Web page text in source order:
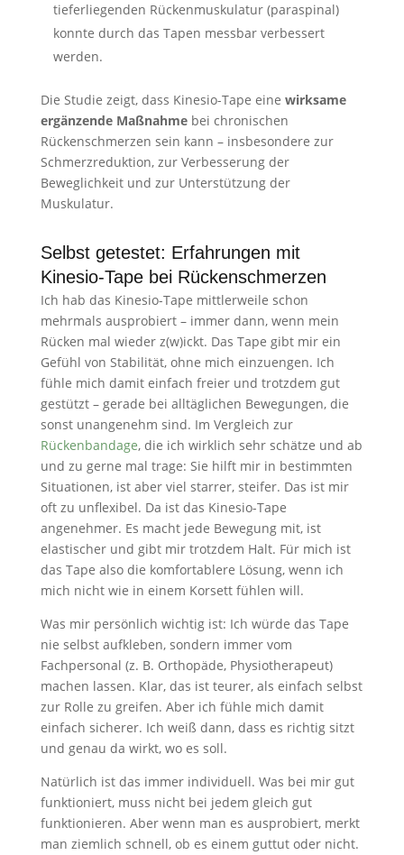
tieferliegenden Rückenmuskulatur (paraspinal)
konnte durch das Tapen messbar verbessert
werden.
Die Studie zeigt, dass Kinesio-Tape eine wirksame
ergänzende Maßnahmebei chronischen
Rückenschmerzen sein kann – insbesondere zur
Schmerzreduktion, zur Verbesserung der
Beweglichkeit und zur Unterstützung der
Muskulatur.
Selbst getestet: Erfahrungen mit
Kinesio-Tape bei Rückenschmerzen
Ich hab das Kinesio-Tape mittlerweile schon
mehrmals ausprobiert – immer dann, wenn mein
Rücken mal wieder z(w)ickt. Das Tape gibt mir ein
Gefühl von Stabilität, ohne mich einzuengen. Ich
fühle mich damit einfach freier und trotzdem gut
gestützt – gerade bei alltäglichen Bewegungen, die
sonst unangenehm sind. Im Vergleich zur
Rückenbandage, die ich wirklich sehr schätze und ab
und zu gerne mal trage: Sie hilft mir in bestimmten
Situationen, ist aber viel starrer, steifer. Das ist mir
oft zu unflexibel. Da ist das Kinesio-Tape
angenehmer. Es macht jede Bewegung mit, ist
elastischer und gibt mir trotzdem Halt. Für mich ist
das Tape also die komfortablere Lösung, wenn ich
mich nicht wie in einem Korsett fühlen will.
Was mir persönlich wichtig ist: Ich würde das Tape
nie selbst aufkleben, sondern immer vom
Fachpersonal (z. B. Orthopäde, Physiotherapeut)
machen lassen. Klar, das ist teurer, als einfach selbst
zur Rolle zu greifen. Aber ich fühle mich damit
einfach sicherer. Ich weiß dann, dass es richtig sitzt
und genau da wirkt, wo es soll.
Natürlich ist das immer individuell. Was bei mir gut
funktioniert, muss nicht bei jedem gleich gut
funktionieren. Aber wenn man es ausprobiert, merkt
man ziemlich schnell, ob es einem guttut oder nicht.